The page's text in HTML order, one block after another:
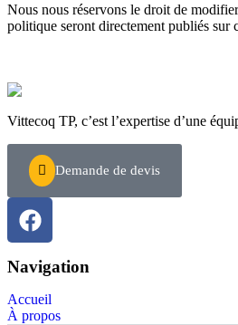
Nous nous réservons le droit de
politique seront directement publiés sur
Vittecoq TP, c’est l’expertise d’une
Demande de devis
Navigation
Accueil
À propos